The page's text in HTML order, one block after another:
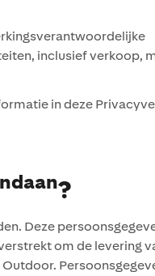
inclusief verkoop,
in deze
?
Deze
om de levering